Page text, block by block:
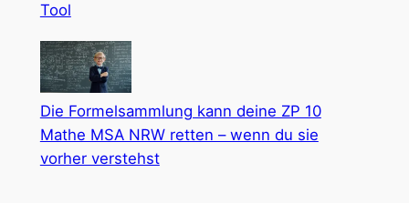
Tool
Die Formelsammlung kann deine ZP 10
Mathe MSA NRW retten – wenn du sie
vorher verstehst